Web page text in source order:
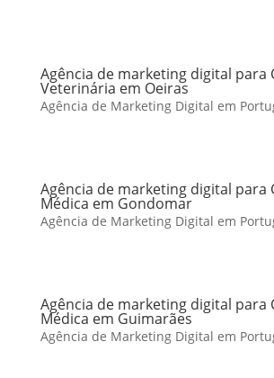
Agência de marketing digital para
Veterinária em Oeiras
Agência de Marketing Digital em
Agência de marketing digital para
Médica em Gondomar
Agência de Marketing Digital em
Agência de marketing digital para
Médica em Guimarães
Agência de Marketing Digital em